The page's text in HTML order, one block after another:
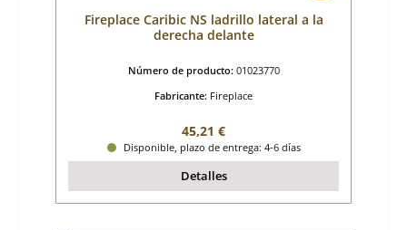
Fireplace Caribic NS ladrillo lateral a la
derecha delante
Número de producto: 01023770
Fabricante: Fireplace
Precio normal:
45,21 €
Disponible, plazo de entrega: 4-6 días
Detalles